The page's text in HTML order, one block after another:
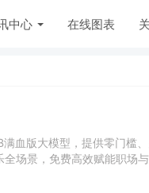
中心 在线图表
血版大模型，提供零门槛
场景，免费高效赋能职场